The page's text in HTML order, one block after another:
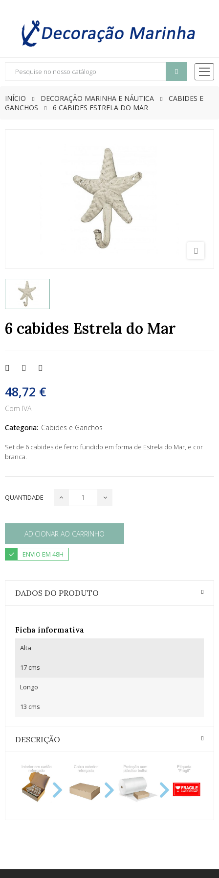
INÍCIO DECORAÇÃO MARINHA E NÁUTICA
CABIDES E
GANCHOS
6 CABIDES ESTRELA DO MAR
6 cabides Estrela do Mar
48,72 €
Com IVA
Categoria: Cabides e Ganchos
Set de 6 cabides de ferro fundido em forma de Estrela do Mar, e cor
branca.
QUANTIDADE
ADICIONAR AO CARRINHO
ENVIO EM 48H
DADOS DO PRODUTO
Ficha informativa
Alta
17 cms
Longo
13 cms
DESCRIÇÃO